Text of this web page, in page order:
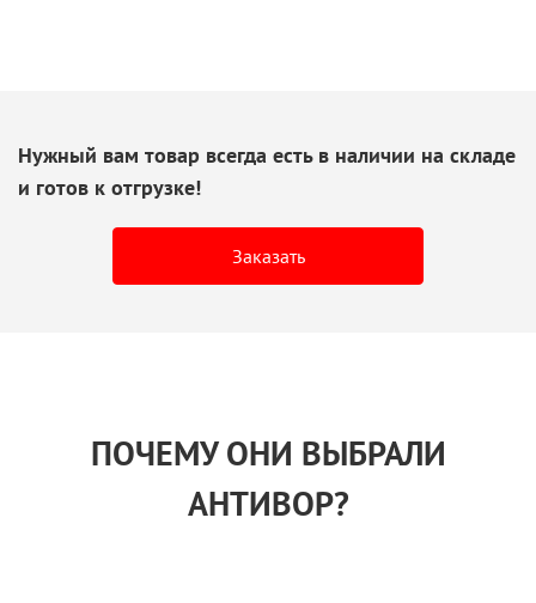
Нужный вам товар всегда есть в наличии на складе
и готов к отгрузке!
Заказать
ПОЧЕМУ ОНИ ВЫБРАЛИ
АНТИВОР?